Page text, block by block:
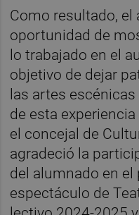
Como resultado, el
oportunidad de
lo trabajado en el
objetivo de dejar
las artes
de esta
el concejal de
agradeció la
del alumnado en el
espectáculo de